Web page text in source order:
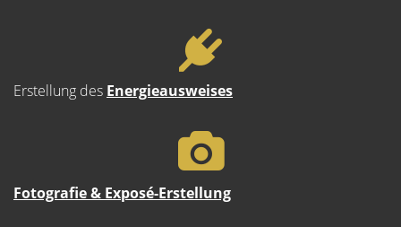
Erstellung des Energieausweises
Fotografie & Exposé-Erstellung